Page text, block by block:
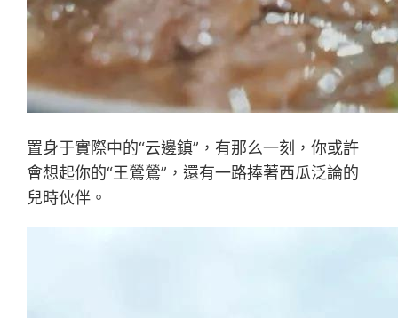
置身于實際中的“云邊鎮”，有那么一刻，你或許
會想起你的“王鶯鶯”，還有一路捧著西瓜泛論的
兒時伙伴。